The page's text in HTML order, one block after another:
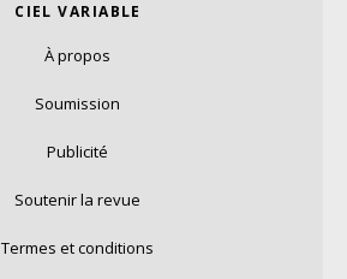
CIEL VARIABLE
À propos
Soumission
Publicité
Soutenir la revue
Termes et conditions